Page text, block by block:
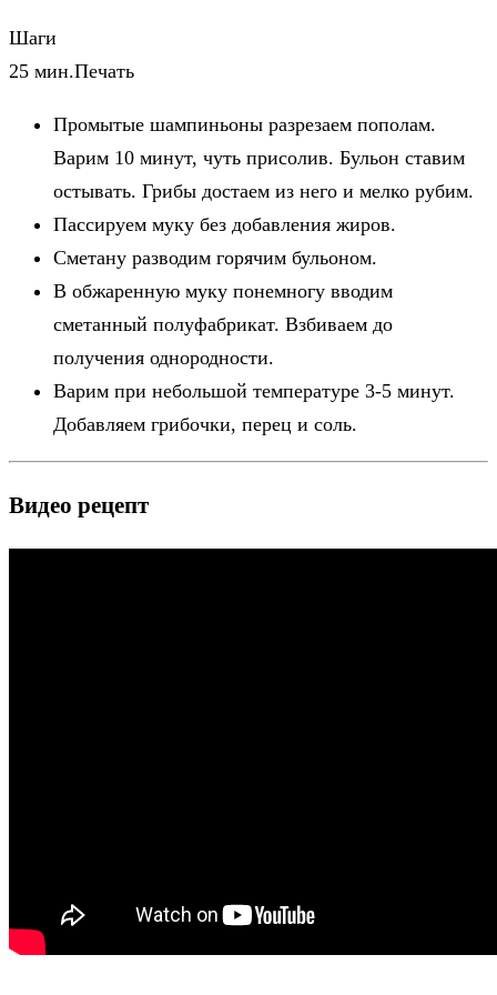
Шаги
25 мин.Печать
Промытые шампиньоны разрезаем пополам.
Варим 10 минут, чуть присолив. Бульон ставим
остывать. Грибы достаем из него и мелко рубим.
Пассируем муку без добавления жиров.
Сметану разводим горячим бульоном.
В обжаренную муку понемногу вводим
сметанный полуфабрикат. Взбиваем до
получения однородности.
Варим при небольшой температуре 3-5 минут.
Добавляем грибочки, перец и соль.
Видео рецепт